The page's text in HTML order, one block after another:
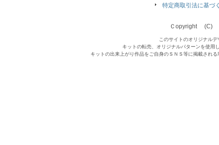
特定商取引法に基づ
Ｃopyright (C)
このサイトのオリジナル
キットの転売、オリジナルパターンを使用
キットの出来上がり作品をご自身のＳＮＳ等に掲載され